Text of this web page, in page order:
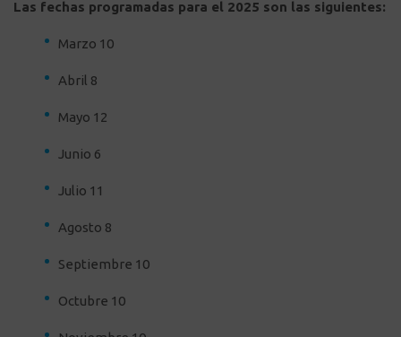
Las fechas programadas para el 2025 son las siguientes:
Marzo 10
Abril 8
Mayo 12
Junio 6
Julio 11
Agosto 8
Septiembre 10
Octubre 10